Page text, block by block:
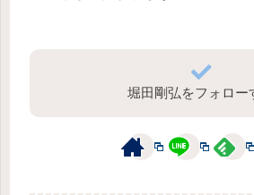
堀田剛弘をフォロー